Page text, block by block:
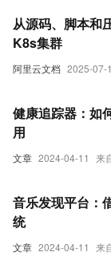
阿里云文档 2025-07-
从源码、脚本和
K8s集群
文章 2024-04-11 来
健康追踪器：如
用
文章 2024-04-11 来
音乐发现平台：
统